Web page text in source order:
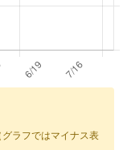
グラフではマイナス表